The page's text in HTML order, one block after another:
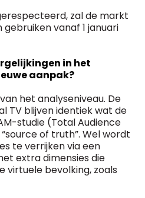
zal de markt
vanaf 1 januari
in het
aanpak?
het analyseniveau. De
TV blijven identiek wat de
studie (Total Audience
of truth”. Wel wordt
te verrijken via een
extra dimensies die
virtuele bevolking, zoals